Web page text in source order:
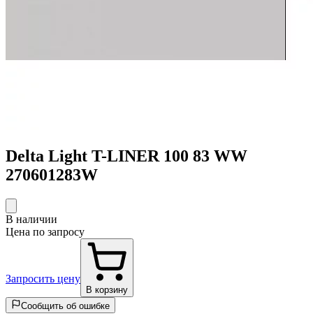
Delta Light T-LINER 100 83 WW
270601283W
В наличии
Цена по запросу
Запросить цену
В корзину
Сообщить об ошибке